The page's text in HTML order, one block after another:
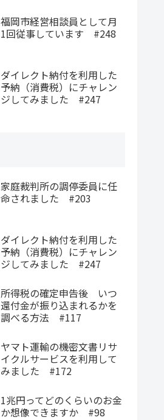
福岡市経営相談員として月
1回従事しています #248
ダイレクト納付を利用した
予納（消費税）にチャレン
ジしてみました #247
家庭裁判所の調停委員に任
命されました #203
ダイレクト納付を利用した
予納（消費税）にチャレン
ジしてみました #247
所得税の確定申告後 いつ
還付金が振り込まれるかを
調べる方法 #117
ヤマト運輸の機密文書リサ
イクルサービスを利用して
みました #172
1兆円ってどのくらいのお金
か想像できますか #98